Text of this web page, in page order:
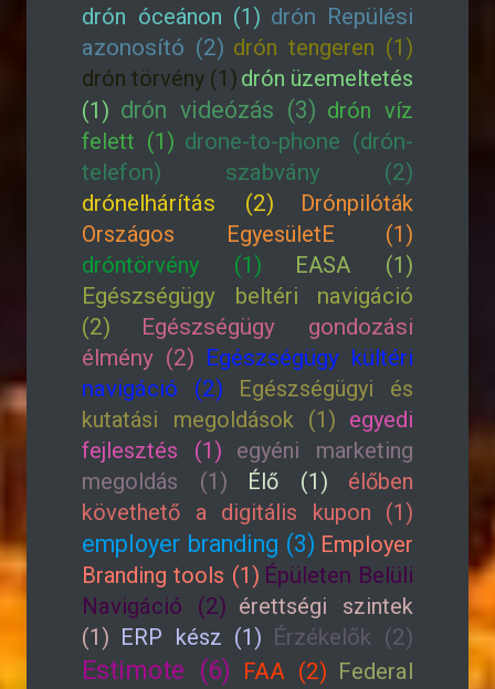
drón óceánon (1) drón Repülési
azonosító (2) drón tengeren (1)
drón törvény (1) drón üzemeltetés
(1) drón videózás (3) drón víz
felett (1) drone-to-phone (drón-
telefon) szabvány (2)
drónelhárítás (2)
Drónpilóták
Országos EgyesületE (1)
dróntörvény (1)
EASA (1)
Egészségügy beltéri navigáció
(2)
Egészségügy gondozási
élmény (2) Egészségügy kültéri
navigáció (2)
Egészségügyi és
kutatási megoldások (1) egyedi
fejlesztés (1)
egyéni marketing
megoldás (1)
Élő (1)
élőben
követhető a digitális kupon (1)
employer branding (3) Employer
Branding tools (1) Épületen Belüli
Navigáció (2) érettségi szintek
(1) ERP kész (1) Érzékelők (2)
Estimote (6) FAA (2) Federal